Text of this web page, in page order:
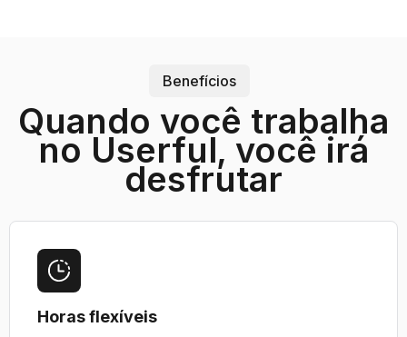
Benefícios
Quando você trabalha
no Userful, você irá
desfrutar
Horas flexíveis